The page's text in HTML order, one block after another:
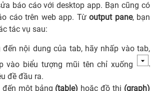
báo cáo với desktop app. Bạn cũng có
cáo trên web app. Từ output pane, bạn
tác vụ sau:
nội dung của tab, hãy nhấp vào tab,
vào biểu tượng mũi tên chỉ xuống
đề đầu ra.
một bảng (table) hoặc đồ thị (graph)